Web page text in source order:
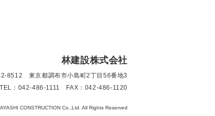
林建設株式会社
8512 東京都調布市小島町2丁目56番地3
TEL：042-486-1111 FAX：042-486-1120
CONSTRUCTION Co.,Ltd. All Rights Reserved